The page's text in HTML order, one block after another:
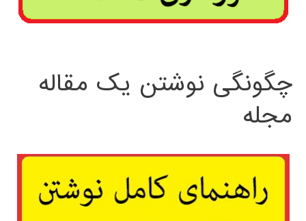
چگونگی نوشتن یک مقاله
مجله